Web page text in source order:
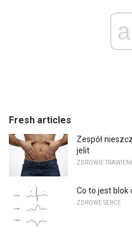
Fresh articles
Zespół
jelit
ZDROWIE
Co to jest blok
ZDROWE SERCE